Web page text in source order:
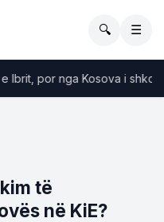
🔍 ☰
por nga Kosova i shkojnë
të
në KiE?